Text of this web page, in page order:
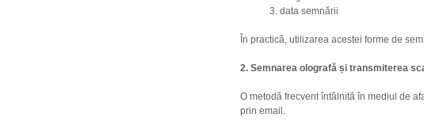
data semnării
În practică, utilizarea acestei forme de
2. Semnarea olografă și transmiterea
O metodă frecvent întâlnită în mediul de
prin email.